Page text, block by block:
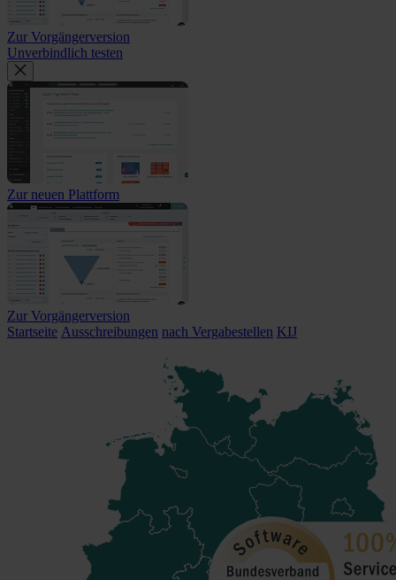
Zur Vorgängerversion
Unverbindlich testen
Zur neuen Plattform
Zur Vorgängerversion
Startseite Ausschreibungen nach Vergabestellen KIJ